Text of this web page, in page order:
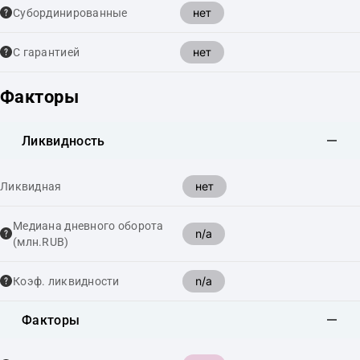
Cубординированные нет
С гарантией нет
Факторы
Ликвидность
Ликвидная нет
Медиана дневного оборота
(млн.RUB)
n/a
Коэф. ликвидности n/a
Факторы